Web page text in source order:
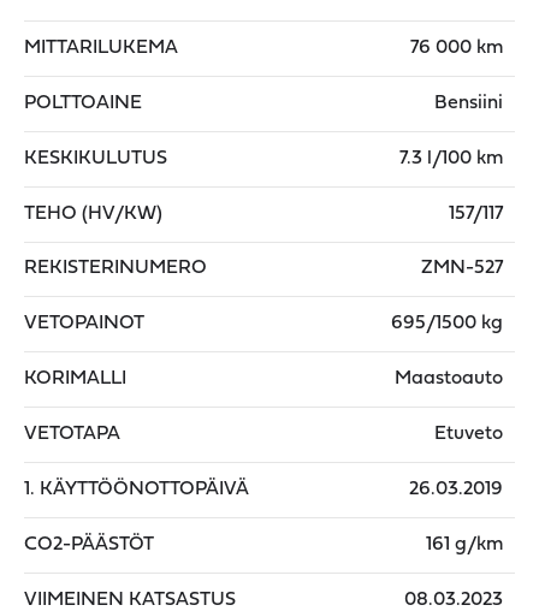
MITTARILUKEMA 76 000 km
POLTTOAINE Bensiini
KESKIKULUTUS 7.3 l/100 km
TEHO (HV/KW) 157/117
REKISTERINUMERO ZMN-527
VETOPAINOT 695/1500 kg
KORIMALLI Maastoauto
VETOTAPA Etuveto
1. KÄYTTÖÖNOTTOPÄIVÄ 26.03.2019
CO2-PÄÄSTÖT 161 g/km
VIIMEINEN KATSASTUS 08.03.2023